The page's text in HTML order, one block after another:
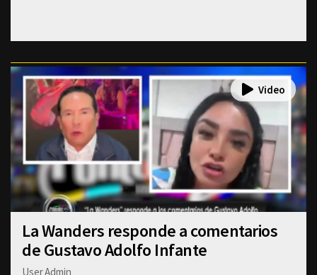
La Wanders responde a comentarios
de Gustavo Adolfo Infante
User Admin